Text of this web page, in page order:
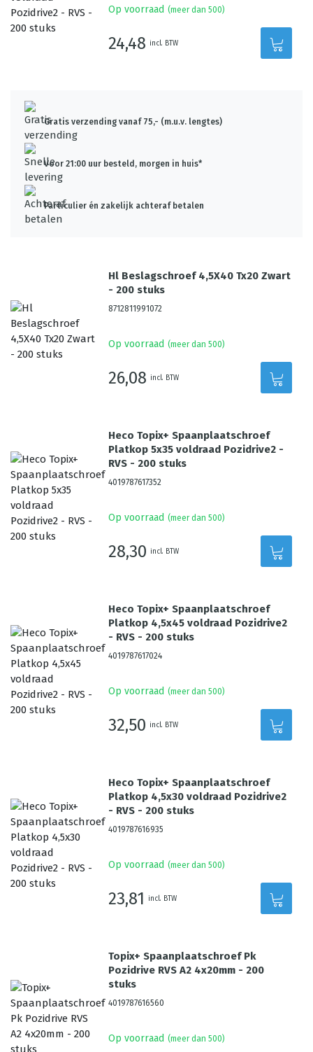
Op voorraad (meer dan 500)
24,48 incl. BTW
Gratis verzending vanaf 75,- (m.u.v. lengtes)
Voor 21:00 uur besteld, morgen in huis*
Particulier én zakelijk achteraf betalen
Hl Beslagschroef 4,5X40 Tx20 Zwart
- 200 stuks
8712811991072
Op voorraad (meer dan 500)
26,08 incl. BTW
Heco Topix+ Spaanplaatschroef
Platkop 5x35 voldraad Pozidrive2 -
RVS - 200 stuks
4019787617352
Op voorraad (meer dan 500)
28,30 incl. BTW
Heco Topix+ Spaanplaatschroef
Platkop 4,5x45 voldraad Pozidrive2
- RVS - 200 stuks
4019787617024
Op voorraad (meer dan 500)
32,50 incl. BTW
Heco Topix+ Spaanplaatschroef
Platkop 4,5x30 voldraad Pozidrive2
- RVS - 200 stuks
4019787616935
Op voorraad (meer dan 500)
23,81 incl. BTW
Topix+ Spaanplaatschroef Pk
Pozidrive RVS A2 4x20mm - 200
stuks
4019787616560
Op voorraad (meer dan 500)